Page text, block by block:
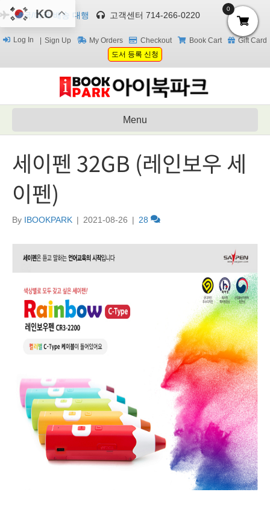
한국/미국 배송 대행 고객센터 714-266-0220
Log In Sign Up My Orders Checkout Book Cart
Gift Card
도서 등록 신청
Menu
세이펜 32GB (레인보우 세
이펜)
By IBOOKPARK | 2021-08-26 | 28
KO 0